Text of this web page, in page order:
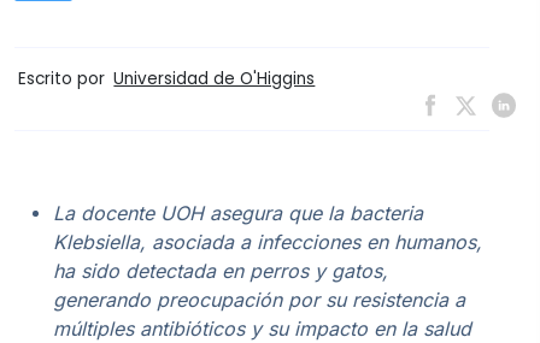
Escrito por Universidad de O'Higgins
La docente UOH asegura que la bacteria
Klebsiella, asociada a infecciones en humanos,
ha sido detectada en perros y gatos,
generando preocupación por su resistencia a
múltiples antibióticos y su impacto en la salud